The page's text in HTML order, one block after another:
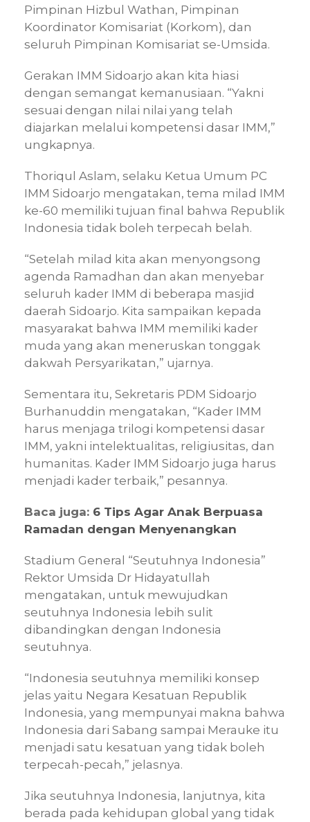
Pimpinan Hizbul Wathan, Pimpinan
Koordinator Komisariat (Korkom), dan
seluruh Pimpinan Komisariat se-Umsida.
Gerakan IMM Sidoarjo akan kita hiasi
dengan semangat kemanusiaan. “Yakni
sesuai dengan nilai nilai yang telah
diajarkan melalui kompetensi dasar IMM,”
ungkapnya.
Thoriqul Aslam, selaku Ketua Umum PC
IMM Sidoarjo mengatakan, tema milad IMM
ke-60 memiliki tujuan final bahwa Republik
Indonesia tidak boleh terpecah belah.
“Setelah milad kita akan menyongsong
agenda Ramadhan dan akan menyebar
seluruh kader IMM di beberapa masjid
daerah Sidoarjo. Kita sampaikan kepada
masyarakat bahwa IMM memiliki kader
muda yang akan meneruskan tonggak
dakwah Persyarikatan,” ujarnya.
Sementara itu, Sekretaris PDM Sidoarjo
Burhanuddin mengatakan, “Kader IMM
harus menjaga trilogi kompetensi dasar
IMM, yakni intelektualitas, religiusitas, dan
humanitas. Kader IMM Sidoarjo juga harus
menjadi kader terbaik,” pesannya.
Baca juga: 6 Tips Agar Anak Berpuasa
Ramadan dengan Menyenangkan
Stadium General “Seutuhnya Indonesia”
Rektor Umsida Dr Hidayatullah
mengatakan, untuk mewujudkan
seutuhnya Indonesia lebih sulit
dibandingkan dengan Indonesia
seutuhnya.
“Indonesia seutuhnya memiliki konsep
jelas yaitu Negara Kesatuan Republik
Indonesia, yang mempunyai makna bahwa
Indonesia dari Sabang sampai Merauke itu
menjadi satu kesatuan yang tidak boleh
terpecah-pecah,” jelasnya.
Jika seutuhnya Indonesia, lanjutnya, kita
berada pada kehidupan global yang tidak